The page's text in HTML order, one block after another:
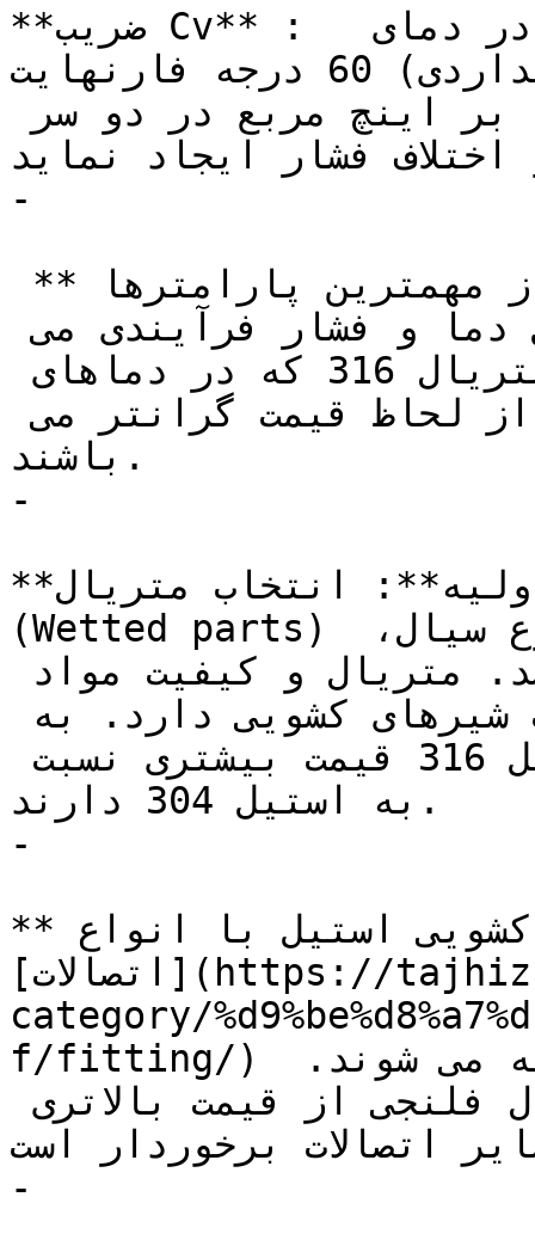
**ضریب Cv** :  یک گالن آمریکایی در دقیقه در دمای
60 درجه فارنهایت (شرایط استانداردی ISA) از شیر
اختلاف فشار ایجاد نماید
-
**دما و فشار فرآیندی:** یکی از مهمترین پارامترها
در انتخاب شیرهای کشویی استیل دما و فشار فرآیندی می
بالاتری قابلیت عملکرد دارند از لحاظ قیمت گرانتر می
باشند.
-
**متریال و کیفیت مواد اولیه**: انتخاب متریال
(Wetted parts) شیرهای کشویی با توجه به نوع سیال،
به استیل 304 دارند.
-
**نوع و سایز اتصالات:** شیرهای کشویی استیل با انواع
[اتصالات](https://tajhiz-sanat.com/product-
category/
f/fitting/) فلنجی ، دنده ای و جوشی ارائه می شوند.
اتصالات برخوردار است.
-